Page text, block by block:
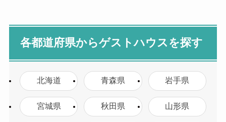
各都道府県からゲストハウスを探す
北海道 青森県 岩手県
宮城県 秋田県 山形県